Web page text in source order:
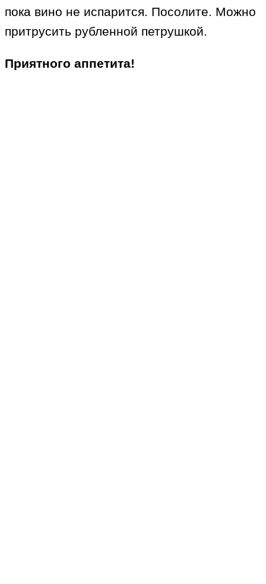
пока вино не испарится. Посолите. Можно
притрусить рубленной петрушкой.
Приятного аппетита!